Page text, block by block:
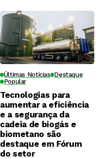
Últimas Notícias Destaque
Popular
Tecnologias para
aumentar a eficiência
e a segurança da
cadeia de biogás e
biometano são
destaque em Fórum
do setor